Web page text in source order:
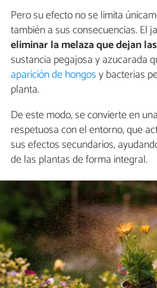
Pero su efecto no se limita
también a sus consecuencias. El
eliminar la melaza que dejan
sustancia pegajosa y azucarada
aparición de hongosy bacterias
planta.
De este modo, se convierte en
respetuosa con el entorno, que
sus efectos secundarios,
de las plantas de forma integral.